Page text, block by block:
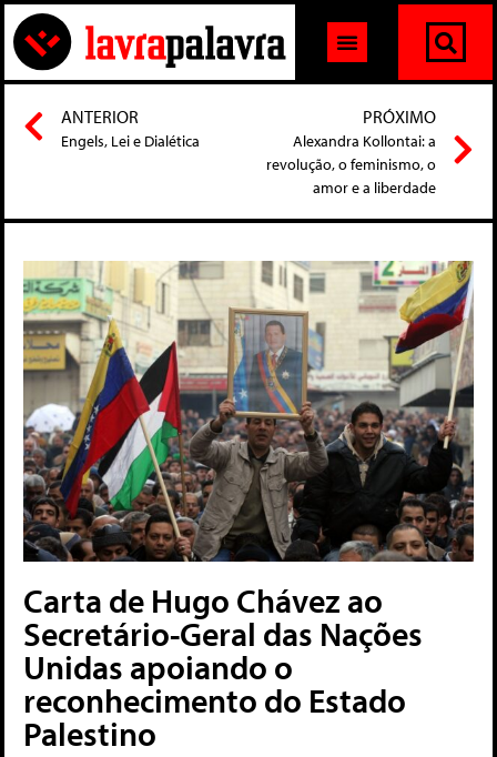
ANTERIOR
Engels, Lei e Dialética
PRÓXIMO
Alexandra Kollontai: a
revolução, o feminismo, o
amor e a liberdade
Carta de Hugo Chávez ao
Secretário-Geral das Nações
Unidas apoiando o
reconhecimento do Estado
Palestino